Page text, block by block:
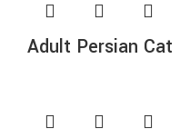
Adult Persian Cat